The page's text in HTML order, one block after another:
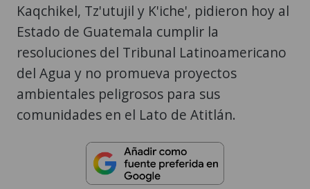
Kaqchikel, Tz'utujil y K'iche', pidieron hoy al
Estado de Guatemala cumplir la
resoluciones del Tribunal Latinoamericano
del Agua y no promueva proyectos
ambientales peligrosos para sus
comunidades en el Lato de Atitlán.